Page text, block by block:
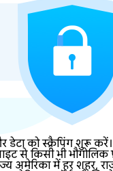
डेटा को स्क्रैपिंग शुरू
से किसी भी भौगोलिक
अमेरिका में हर शहर,